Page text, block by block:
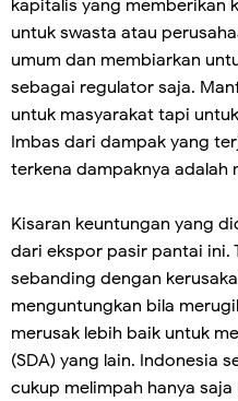
kapitalis yang memberikan
untuk swasta atau
umum dan membiarkan
sebagai regulator saja.
untuk masyarakat tapi
Imbas dari dampak yang
terkena dampaknya adalah
Kisaran keuntungan yang
dari ekspor pasir pantai ini.
sebanding dengan
menguntungkan bila
merusak lebih baik untuk
(SDA) yang lain. Indonesia
cukup melimpah hanya